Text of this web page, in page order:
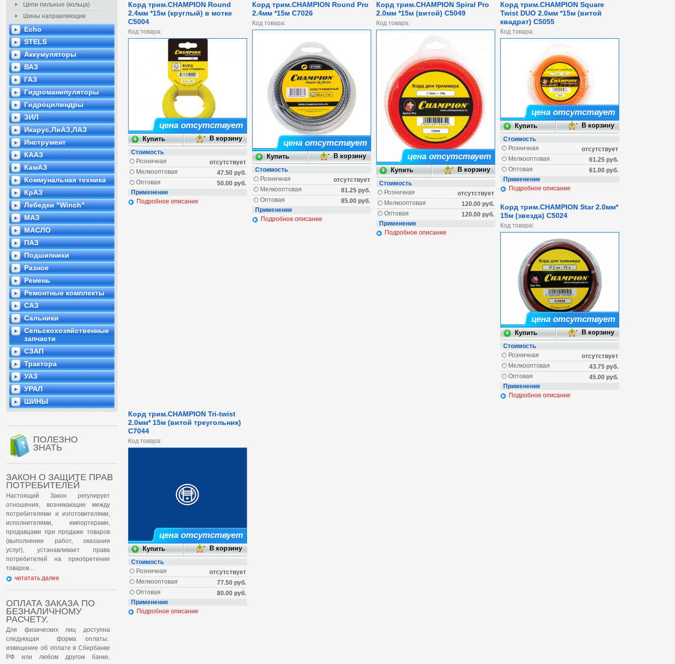
Цепи пильные (кольца)
Шины направляющие
Echo
STELS
Аккумуляторы
ВАЗ
ГАЗ
Гидроманипуляторы
Гидроцилиндры
ЗИЛ
Икарус,ЛиАЗ,ЛАЗ
Инструмент
КААЗ
КамАЗ
Коммунальная техника
КрАЗ
Лебедки "Winch"
МАЗ
МАСЛО
ПАЗ
Подшипники
Разное
Ремень
Ремонтные комплекты
САЗ
Сальники
Сельскохозяйственные
запчасти
СЗАП
Трактора
УАЗ
УРАЛ
ШИНЫ
ПОЛЕЗНО
ЗНАТЬ
ЗАКОН О ЗАЩИТЕ ПРАВ
ПОТРЕБИТЕЛЕЙ
Настоящий Закон регулирует
отношения, возникающие между
потребителями и изготовителями,
исполнителями, импортерами,
продавцами при продаже товаров
(выполнении работ, оказании
услуг), устанавливает права
потребителей на приобретение
товаров ...
читатать далее
ОПЛАТА ЗАКАЗА ПО
БЕЗНАЛИЧНОМУ
РАСЧЕТУ.
Для физических лиц доступна
следующая форма оплаты:
извещение об оплате в Сбербанке
РФ или любом другом банке,
Корд трим.CHAMPION Round
2.4мм *15м (круглый) в мотке
C5004
Код товара:
цена отсутствует
Стоимость
отсутствует
Розничная
47.50 руб.
Мелкооптовая
50.00 руб.
Оптовая
Применение
Подробное описание
Корд трим.CHAMPION Round Pro
2.4мм *15м C7026
Код товара:
цена отсутствует
Стоимость
отсутствует
Розничная
81.25 руб.
Мелкооптовая
85.00 руб.
Оптовая
Применение
Подробное описание
Корд трим.CHAMPION Spiral Pro
2.0мм *15м (витой) C5049
Код товара:
цена отсутствует
Стоимость
отсутствует
Розничная
120.00 руб.
Мелкооптовая
120.00 руб.
Оптовая
Применение
Подробное описание
Корд трим.CHAMPION Square
Twist DUO 2.0мм *15м (витой
квадрат) C5055
Код товара:
цена отсутствует
Стоимость
отсутствует
Розничная
61.25 руб.
Мелкооптовая
61.00 руб.
Оптовая
Применение
Подробное описание
Корд трим.CHAMPION Star 2.0мм*
15м (звезда) C5024
Код товара:
цена отсутствует
Стоимость
отсутствует
Розничная
43.75 руб.
Мелкооптовая
45.00 руб.
Оптовая
Применение
Подробное описание
Корд трим.CHAMPION Tri-twist
2.0мм* 15м (витой треугольник)
C7044
Код товара:
цена отсутствует
Стоимость
отсутствует
Розничная
77.50 руб.
Мелкооптовая
80.00 руб.
Оптовая
Применение
Подробное описание